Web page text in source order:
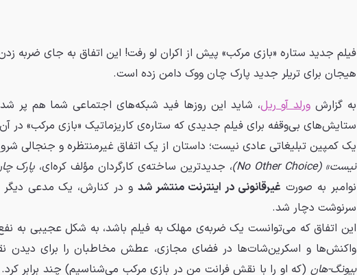
فیلم جدید ستاره «بازی مرکب» پیش از اکران لو رفت! این اتفاق به جای ضربه
هیجان برای تریلر جدید پارک چان ووک دامن زده است.
به گزارشورلد آو ریل، شاید این روزها فید شبکه‌های اجتماعی شما هم پر
ستایش‌های بی‌وقفه برای فیلم جدیدی که ستاره‌ی کاریزماتیک «بازی مرکب» در
یک کمپین تبلیغاتی عادی نیست؛ داستان از یک اتفاق غیرمنتظره و جنجالی
نیست» (No Other Choice)
، جدیدترین ساخته‌ی کارگردان مؤلف کره‌ای، پارک
نوامبر به صورت غیرقانونی در اینترنت منتشر شدو در کنارش، یک مدعی دیگر
سرنوشت دچار شد.
این اتفاق که می‌توانست یک ضربه‌ی مهلک به فیلم باشد، به شکل عجیبی به
واکنش‌ها و اسکرین‌شات‌ها در فضای مجازی، عطش مخاطبان را برای دیدن
بیونگ-هان (که او را با نقش فرانت من در بازی مرکب می‌شناسیم) چند برابر